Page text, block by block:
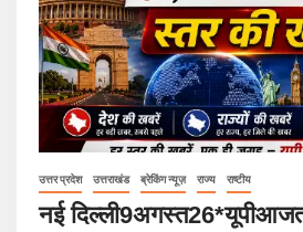
उत्तर प्रदेश उत्तराखंड ब्रेकिंग न्यूज़ राज्य राष्टीय
नई